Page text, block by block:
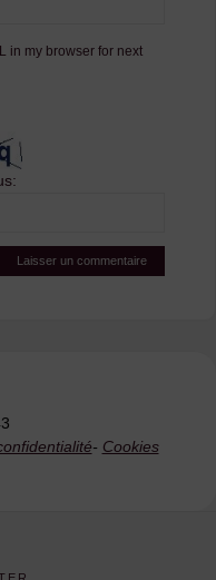
in my browser for next
- Cookies